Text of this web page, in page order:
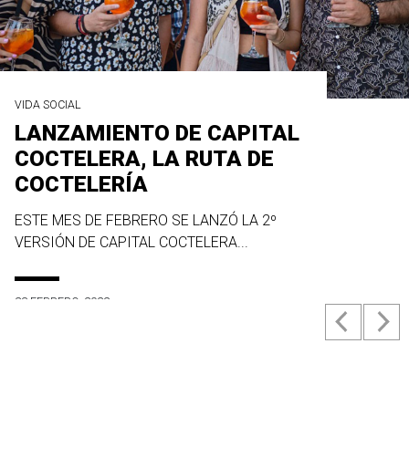
VIDA SOCIAL
LANZAMIENTO DE CAPITAL
COCTELERA, LA RUTA DE
COCTELERÍA
ESTE MES DE FEBRERO SE LANZÓ LA 2º
VERSIÓN DE CAPITAL COCTELERA...
23 FEBRERO, 2022